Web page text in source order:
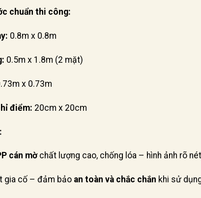
chuẩn thi công:
0.8m x 0.8m
0.5m x 1.8m (2 mặt)
x 0.73m
điểm: 20cm x 20cm
cán mờchất lượng cao, chống lóa – hình ảnh rõ
gia cố – đảm bảo an toàn và chắc chắn khi sử